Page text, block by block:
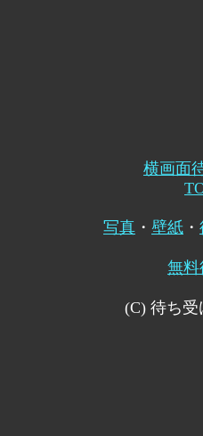
横画面
写真 ・ 壁紙 ・
無料
(C) 待ち受